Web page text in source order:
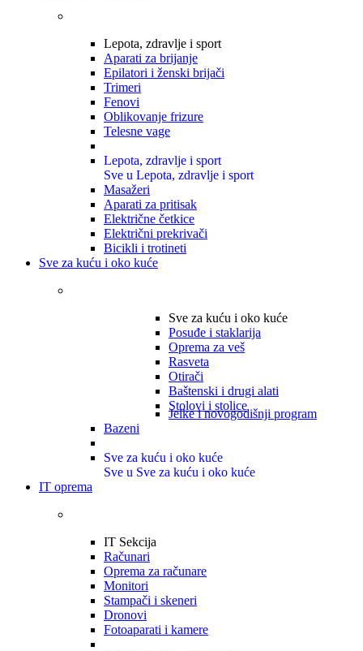
Lepota, zdravlje i sport
Aparati za brijanje
Epilatori i ženski brijači
Trimeri
Fenovi
Oblikovanje frizure
Telesne vage
Lepota, zdravlje i sport
Sve u Lepota, zdravlje i sport
Masažeri
Aparati za pritisak
Električne četkice
Električni prekrivači
Bicikli i trotineti
Sve za kuću i oko kuće
Sve za kuću i oko kuće
Posuđe i staklarija
Oprema za veš
Rasveta
Otirači
Baštenski i drugi alati
Stolovi i stolice
Jelke i novogodišnji program
Bazeni
Sve za kuću i oko kuće
Sve u Sve za kuću i oko kuće
IT oprema
IT Sekcija
Računari
Oprema za računare
Monitori
Stampači i skeneri
Dronovi
Fotoaparati i kamere